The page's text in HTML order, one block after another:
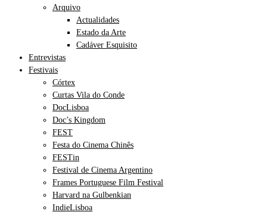
Arquivo
Actualidades
Estado da Arte
Cadáver Esquisito
Entrevistas
Festivais
Córtex
Curtas Vila do Conde
DocLisboa
Doc’s Kingdom
FEST
Festa do Cinema Chinês
FESTin
Festival de Cinema Argentino
Frames Portuguese Film Festival
Harvard na Gulbenkian
IndieLisboa